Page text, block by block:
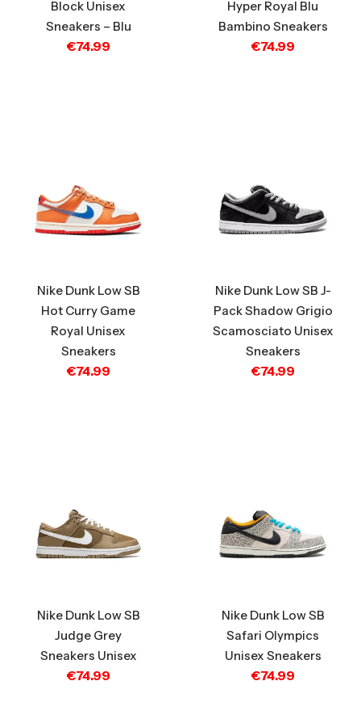
Block Unisex
Sneakers – Blu
€74.99
Hyper Royal Blu
Bambino Sneakers
€74.99
Nike Dunk Low SB
Hot Curry Game
Royal Unisex
Sneakers
€74.99
Nike Dunk Low SB J-
Pack Shadow Grigio
Scamosciato Unisex
Sneakers
€74.99
Nike Dunk Low SB
Judge Grey
Sneakers Unisex
€74.99
Nike Dunk Low SB
Safari Olympics
Unisex Sneakers
€74.99